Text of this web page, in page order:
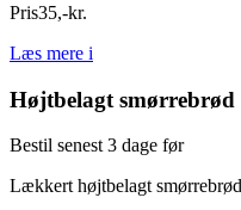
Pris35,-kr.
Læs mere i
Højtbelagt smørrebrød
Bestil senest 3 dage før
Lækkert højtbelagt